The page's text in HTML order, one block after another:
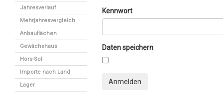
Jahresverlauf
Mehrjahresvergleich
Anbauflächen
Gewächshaus
Hors-Sol
Importe nach Land
Lager
Kennwort
Daten speichern
Anmelden